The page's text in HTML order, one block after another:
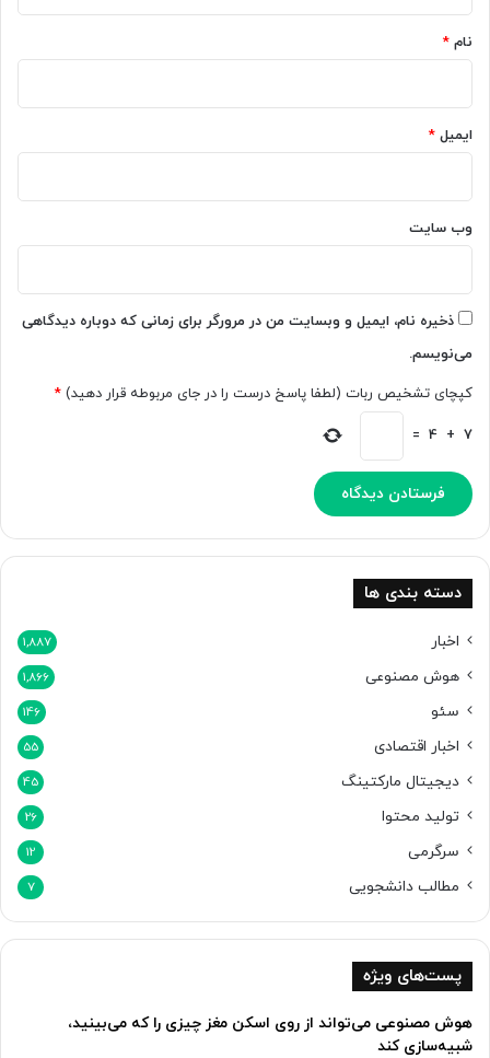
ی
ت‌
ه
ی
ت
ص
ی
ی
P
T
4
ا
ع
ض
ه
ک
ر
ه
ا
ت
نام *
ایمیل *
وب‌ سایت
ذخیره نام، ایمیل و وبسایت من در مرورگر برای زمانی که دوباره دیدگاهی
می‌نویسم.
کپچای تشخیص ربات (لطفا پاسخ درست را در جای مربوطه قرار دهید) *
7
+
4
=
دسته بندی ها
اخبار 1,887
هوش مصنوعی 1,866
سئو 146
اخبار اقتصادی 55
دیجیتال مارکتینگ 45
تولید محتوا 26
سرگرمی 12
مطالب دانشجویی 7
پست‌های ویژه
هوش مصنوعی می‌تواند از روی اسکن مغز چیزی را که می‌بینید،
شبیه‌سازی کند